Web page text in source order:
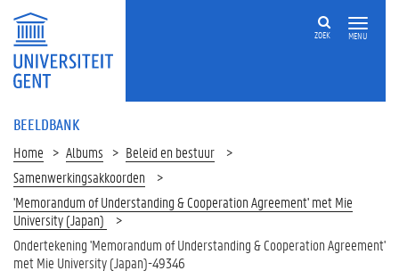
MENU
ZOEK
BEELDBANK
Home Albums
Beleid en bestuur
Samenwerkingsakkoorden
'Memorandum of Understanding & Cooperation Agreement' met Mie
University (Japan)
Ondertekening 'Memorandum of Understanding & Cooperation Agreement'
met Mie University (Japan)-49346